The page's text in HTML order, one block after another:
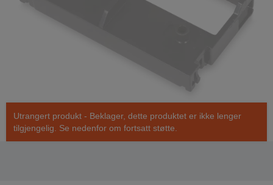
Utrangert produkt - Beklager, dette produktet er ikke lenger
tilgjengelig. Se nedenfor om fortsatt støtte.